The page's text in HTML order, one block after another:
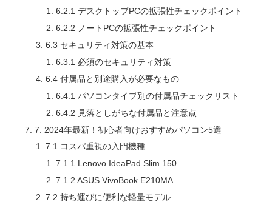
6.2.1 デスクトップPCの拡張性チェックポイント
6.2.2 ノートPCの拡張性チェックポイント
6.3 セキュリティ対策の基本
6.3.1 必須のセキュリティ対策
6.4 付属品と別途購入が必要なもの
6.4.1 パソコンタイプ別の付属品チェックリスト
6.4.2 見落としがちな付属品と注意点
7. 2024年最新！初心者向けおすすめパソコン5選
7.1 コスパ重視の入門機種
7.1.1 Lenovo IdeaPad Slim 150
7.1.2 ASUS VivoBook E210MA
7.2 持ち運びに便利な軽量モデル